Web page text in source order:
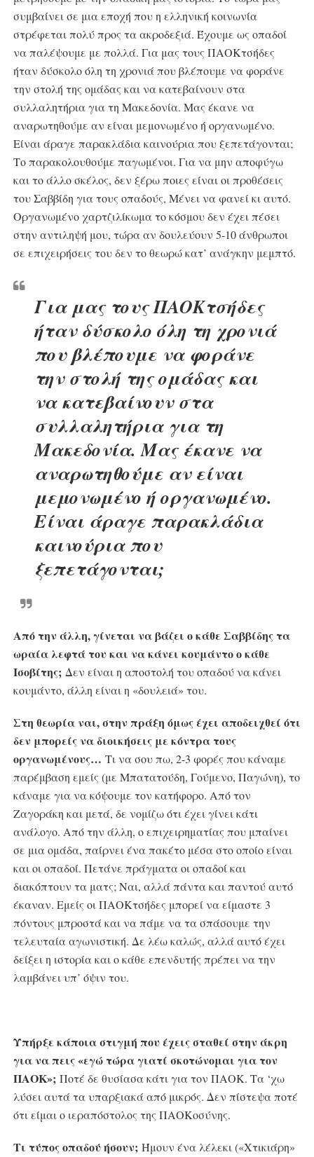
συμβαίνει σε μια εποχή που η ελληνική κοινωνία
στρέφεται πολύ προς τα ακροδεξιά. Έχουμε ως οπαδοί
να παλέψουμε με πολλά. Για μας τους ΠΑΟΚτσήδες
ήταν δύσκολο όλη τη χρονιά που βλέπουμε να φοράνε
την στολή της ομάδας και να κατεβαίνουν στα
συλλαλητήρια για τη Μακεδονία. Μας έκανε να
αναρωτηθούμε αν είναι μεμονωμένο ή οργανωμένο.
Είναι άραγε παρακλάδια καινούρια που ξεπετάγονται;
Το παρακολουθούμε παγωμένοι. Για να μην αποφύγω
και το άλλο σκέλος, δεν ξέρω ποιες είναι οι προθέσεις
του Σαββίδη για τους οπαδούς, Μένει να φανεί κι αυτό.
Οργανωμένο χαρτζιλίκωμα το κόσμου δεν έχει πέσει
στην αντιληψή μου, τώρα αν δουλεύουν 5-10 άνθρωποι
σε επιχειρήσεις του δεν το θεωρώ κατ’ ανάγκην μεμπτό.
Για μας τους ΠΑΟΚτσήδες
ήταν δύσκολο όλη τη χρονιά
που βλέπουμε να φοράνε
την στολή της ομάδας και
να κατεβαίνουν στα
συλλαλητήρια για τη
Μακεδονία. Μας έκανε να
αναρωτηθούμε αν είναι
μεμονωμένο ή οργανωμένο.
Είναι άραγε παρακλάδια
καινούρια που
ξεπετάγονται;
Από την άλλη, γίνεται να βάζει ο κάθε Σαββίδης τα
ωραία λεφτά του και να κάνει κουμάντο ο κάθε
Ισοβίτης; Δεν είναι η αποστολή του οπαδού να κάνει
κουμάντο, άλλη είναι η «δουλειά» του.
Στη θεωρία ναι, στην πράξη όμως έχει αποδειχθεί ότι
δεν μπορείς να διοικήσεις με κόντρα τους
οργανωμένους… Τι να σου πω, 2-3 φορές που κάναμε
παρέμβαση εμείς (με Μπατατούδη, Γούμενο, Παγώνη), το
κάναμε για να κόψουμε τον κατήφορο. Από τον
Ζαγοράκη και μετά, δε νομίζω ότι έχει γίνει κάτι
ανάλογο. Από την άλλη, ο επιχειρηματίας που μπαίνει
σε μια ομάδα, παίρνει ένα πακέτο μέσα στο οποίο είναι
και οι οπαδοί. Πετάνε πράγματα οι οπαδοί και
διακόπτουν τα ματς; Ναι, αλλά πάντα και παντού αυτό
έκαναν. Εμείς οι ΠΑΟΚτσήδες μπορεί να είμαστε 3
πόντους μπροστά και να πάμε να τα σπάσουμε την
τελευταία αγωνιστική. Δε λέω καλώς, αλλά αυτό έχει
δείξει η ιστορία και ο κάθε επενδυτής πρέπει να την
λαμβάνει υπ’ όψιν του.
Υπήρξε κάποια στιγμή που έχεις σταθεί στην άκρη
για να πεις «εγώ τώρα γιατί σκοτώνομαι για τον
ΠΑΟΚ»; Ποτέ δε θυσίασα κάτι για τον ΠΑΟΚ. Τα ‘χω
λύσει αυτά τα υπαρξιακά από μικρός. Δεν πίστεψα ποτέ
ότι είμαι ο ιεραπόστολος της ΠΑΟΚοσύνης.
Τι τύπος οπαδού ήσουν; Ήμουν ένα λέλεκι («Χτικιάρη»